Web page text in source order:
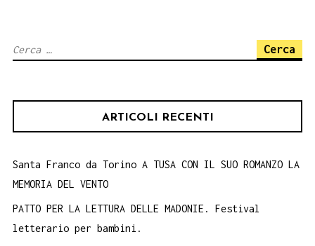
Ricerca
ARTICOLI RECENTI
Santa Franco da Torino A TUSA CON IL SUO ROMANZO LA
MEMORIA DEL VENTO
PATTO PER LA LETTURA DELLE MADONIE. Festival
letterario per bambini.